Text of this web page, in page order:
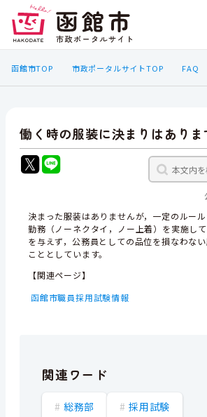
函館市TOP 市政ポータルサイトTOP FAQ
働く時の服装に決まりはありま
決まった服装はありませんが，一定のルー
勤務（ノーネクタイ，ノー上着）を実施し
を与えず，公務員としての品位を損なわな
こととしています。
【関連ページ】
函館市職員採用試験情報
関連ワード
総務部 採用試験